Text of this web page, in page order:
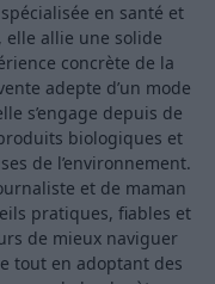
en santé et
elle allie une solide
concrète de la
adepte d’un mode
s’engage depuis de
biologiques et
de l’environnement.
et de maman
pratiques, fiables et
de mieux naviguer
tout en adoptant des